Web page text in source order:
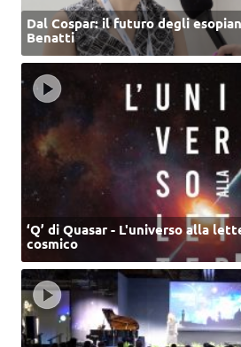
Dal Cospar: il futuro degli
Benatti
‘Q’ di Quasar - L'universo alla
cosmico